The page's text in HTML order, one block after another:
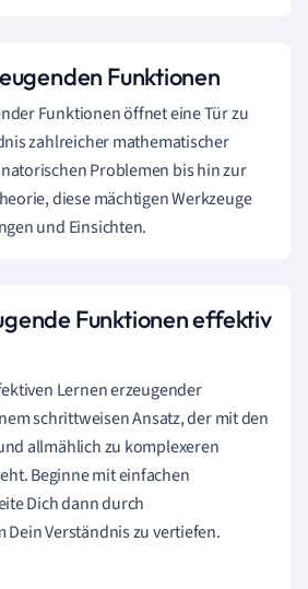
Funktionen
Funktionen öffnet eine Tür zu
zahlreicher mathematischer
Problemen bis hin zur
diese mächtigen Werkzeuge
und Einsichten.
Funktionen effektiv
Lernen erzeugender
schrittweisen Ansatz, der mit den
allmählich zu komplexeren
Beginne mit einfachen
Dich dann durch
Verständnis zu vertiefen.